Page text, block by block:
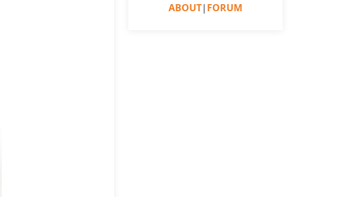
ABOUT|FORUM